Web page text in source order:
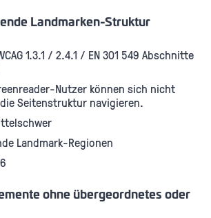
Landmarken-Struktur
1.3.1 / 2.4.1 / EN 301 549 Abschnitte
Nutzer können sich nicht
Seitenstruktur navigieren.
Landmark-Regionen
ohne übergeordnetes oder